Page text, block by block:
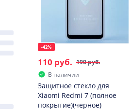
-42%
190 руб.
110 руб.
В наличии
Защитное стекло для
Xiaomi Redmi 7 (полное
покрытие)(черное)